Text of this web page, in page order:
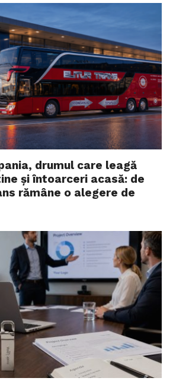
drumul care leagă
și întoarceri acasă: de
rămâne o alegere de